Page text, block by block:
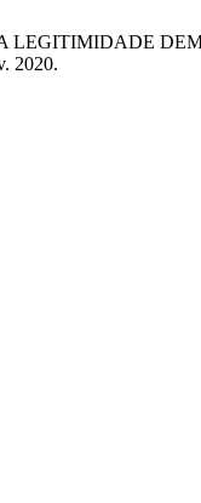
LEGITIMIDADE
2020.